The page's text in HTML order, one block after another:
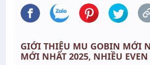
GIỚI THIỆU MU GOBIN MỚI
MỚI NHẤT 2025, NHIỀU